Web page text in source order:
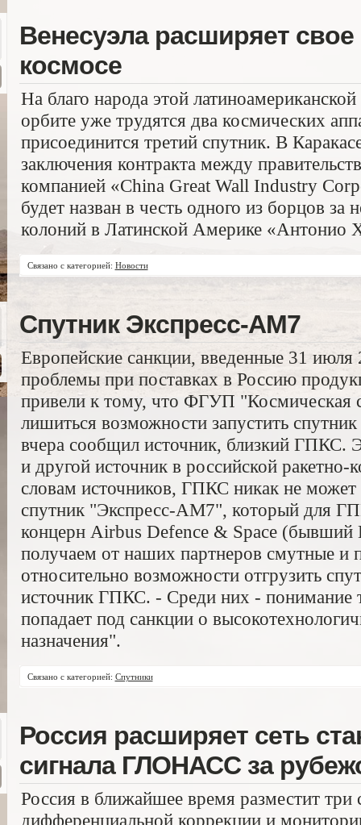
Венесуэла расширяет свое
космосе
На благо народа этой
орбите уже трудятся два космических
присоединится третий спутник. В
заключения контракта между
компанией «China Great Wall Industry
будет назван в честь одного из борцов за
колоний в Латинской Америке «Антонио
Связано с категорией: Новости
Спутник Экспресс-АМ7
Европейские санкции, введенные 31
проблемы при поставках в Россию
привели к тому, что ФГУП "Космическая
лишиться возможности запустить
вчера сообщил источник, близкий ГПКС.
и другой источник в российской
словам источников, ГПКС никак не может
спутник "Экспресс-АМ7", который для
концерн Airbus Defence & Space
получаем от наших партнеров смутные и
относительно возможности отгрузить
источник ГПКС. - Cреди них - понимание
попадает под санкции о
назначения".
Связано с категорией: Спутники
Россия расширяет сеть
сигнала ГЛОНАСС за
Россия в ближайшее время разместит три
дифференциальной коррекции и